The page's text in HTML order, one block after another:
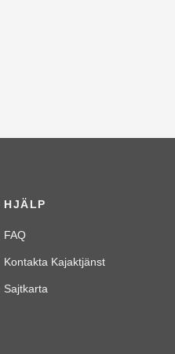
HJÄLP
FAQ
Kontakta Kajaktjänst
Sajtkarta